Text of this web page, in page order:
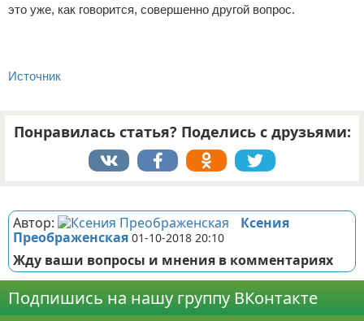
это уже, как говорится, совершенно другой вопрос.
Источник
Понравилась статья? Поделись с друзьями:
Автор:
Ксения
Преображенская 01-10-2018 20:10
Жду ваши вопросы и мнения в комментариях
Подпишись на нашу группу ВКонтакте